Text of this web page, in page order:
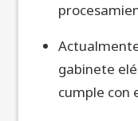
gabinete
cumple con